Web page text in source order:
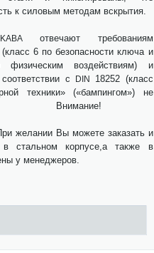
к силовым методам вскрытия.
KABA отвечают требованиям
(класс 6 по безопасности ключа и
воздействиям) и
с
DIN
18252 (класс
техники» («бампингом») не
Внимание!
заказать и
стальном корпусе,а также в
у менеджеров.